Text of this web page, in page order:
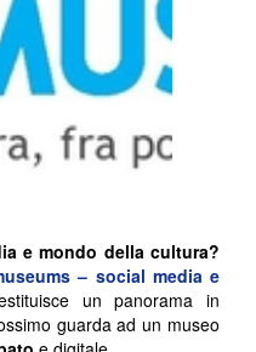
e mondo della cultura?
– social media e
un panorama in
guarda ad un museo